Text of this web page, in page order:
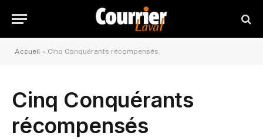
Accueil » Cinq Conquérants récompensés
Cinq Conquérants
récompensés